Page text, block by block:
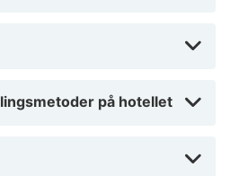
på hotellet